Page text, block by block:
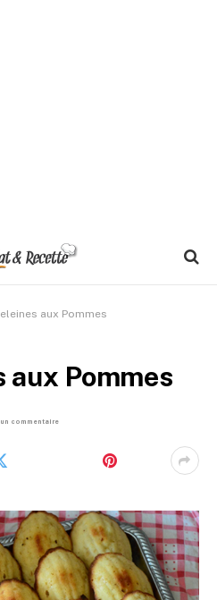
aux Pommes
aux Pommes
commentaire